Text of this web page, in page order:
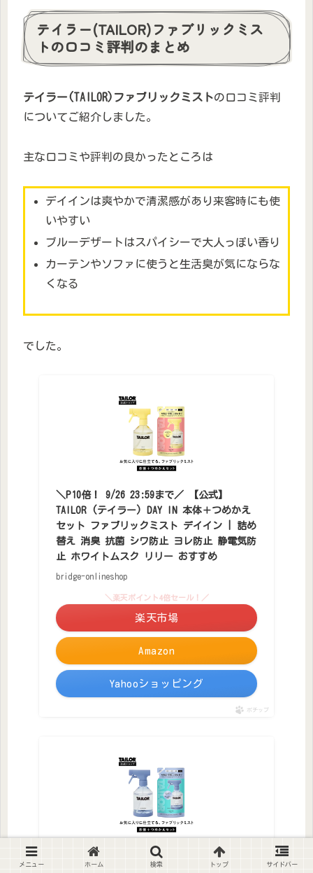
テイラー(TAILOR)ファブリックミス
トの口コミ評判のまとめ
テイラー(TAILOR)ファブリックミストの口コミ評判
についてご紹介しました。
主な口コミや評判の良かったところは
デイインは爽やかで清潔感があり来客時にも使
いやすい
ブルーデザートはスパイシーで大人っぽい香り
カーテンやソファに使うと生活臭が気にならな
くなる
でした。
＼P10倍！ 9/26 23:59まで／ 【公式】
TAILOR (テイラー) DAY IN 本体＋つめかえ
セット ファブリックミスト デイイン | 詰め
替え 消臭 抗菌 シワ防止 ヨレ防止 静電気防
止 ホワイトムスク リリー おすすめ
bridge-onlineshop
Amazon
＼楽天ポイント4倍セール！／
楽天市場
Yahooショッピング
ポチップ
＼P10倍！ 9/26 23:59まで／ 【公式】
メニュー ホーム 検索 トップ サイドバー